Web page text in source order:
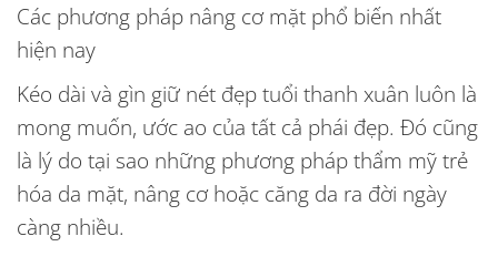
Các phương pháp nâng cơ mặt phổ biến nhất
hiện nay
Kéo dài và gìn giữ nét đẹp tuổi thanh xuân luôn là
mong muốn, ước ao của tất cả phái đẹp. Đó cũng
là lý do tại sao những phương pháp thẩm mỹ trẻ
hóa da mặt, nâng cơ hoặc căng da ra đời ngày
càng nhiều.